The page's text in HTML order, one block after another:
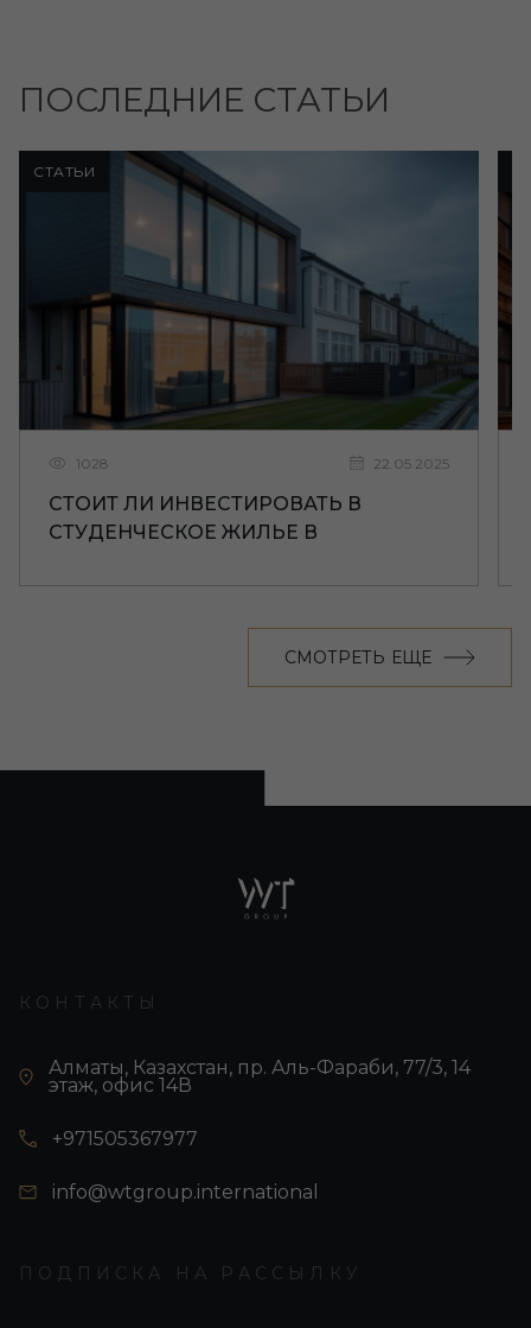
ПОСЛЕДНИЕ СТАТЬИ
СТАТЬИ
1028 22.05.2025
СТОИТ ЛИ ИНВЕСТИРОВАТЬ В
СТУДЕНЧЕСКОЕ ЖИЛЬЕ В
СМОТРЕТЬ ЕЩЕ
КОНТАКТЫ
Алматы, Казахстан, пр. Аль-Фараби, 77/3, 14
этаж, офис 14В
+971505367977
info@wtgroup.international
ПОДПИСКА НА РАССЫЛКУ